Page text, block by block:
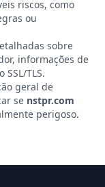
riscos, como
ou
sobre
informações de
TLS.
geral de
se nstpr.com
perigoso.